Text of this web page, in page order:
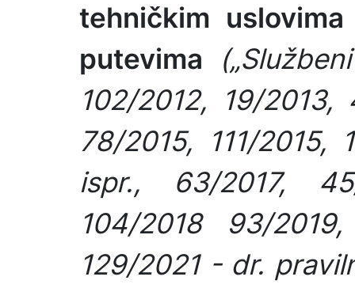
tehničkim
putevima
102/2012, 19/2013,
78/2015, 111/2015,
ispr., 63/2017,
104/2018 93/
129/2021 - dr.